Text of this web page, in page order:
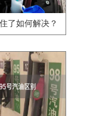
了如何解决？